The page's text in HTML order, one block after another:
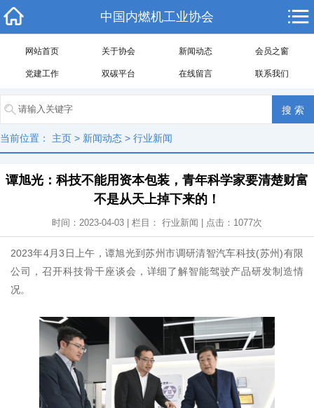
中国内燃机工业协会
网站首页 关于协会 新闻动态 会员之窗
党建工作 双碳平台 在线留言 联系我们
当前位置： 主页 > 新闻动态 > 行业新闻
谭旭光：科技不能用资本包装，青年科学家要清楚财富
不是从天上掉下来的！
时间：2023-04-03 | 栏目： 行业新闻 | 点击： 1077次
2023年4月3日上午，谭旭光到苏州市调研清智汽车科技(苏州)有限
公司，召开科技骨干座谈会，详细了解智能驾驶产品研发制造情
况。